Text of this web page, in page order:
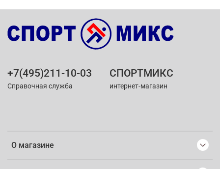
О магазине
+7(495)211-10-03
Справочная служба
СПОРТМИКС
интернет-магазин